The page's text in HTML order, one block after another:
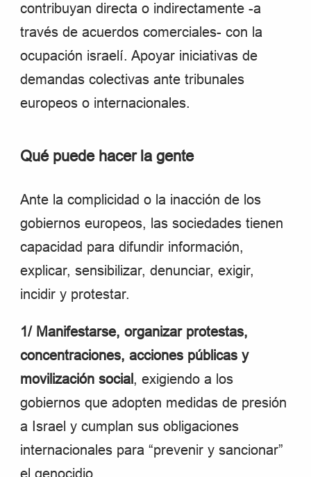
contribuyan directa o indirectamente -a
través de acuerdos comerciales- con la
ocupación israelí. Apoyar iniciativas de
demandas colectivas ante tribunales
europeos o internacionales.
Qué puede hacer la gente
Ante la complicidad o la inacción de los
gobiernos europeos, las sociedades tienen
capacidad para difundir información,
explicar, sensibilizar, denunciar, exigir,
incidir y protestar.
1/ Manifestarse, organizar protestas,
concentraciones, acciones públicas y
movilización social , exigiendo a los
gobiernos que adopten medidas de presión
a Israel y cumplan sus obligaciones
internacionales para “prevenir y sancionar”
el genocidio.